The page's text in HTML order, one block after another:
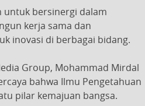
untuk bersinergi dalam
kerja sama dan
inovasi di berbagai bidang.
Group, Mohammad Mirdal
bahwa Ilmu Pengetahuan
pilar kemajuan bangsa.